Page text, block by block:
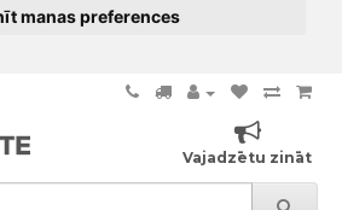
manas preferences
Vajadzētu zināt